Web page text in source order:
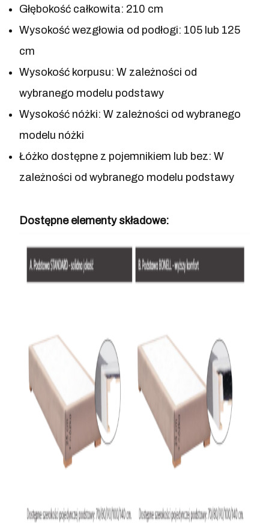
Głębokość całkowita: 210 cm
Wysokość wezgłowia od podłogi: 105 lub 125
cm
Wysokość korpusu: W zależności od
wybranego modelu podstawy
Wysokość nóżki: W zależności od wybranego
modelu nóżki
Łóżko dostępne z pojemnikiem lub bez: W
zależności od wybranego modelu podstawy
Dostępne elementy składowe: